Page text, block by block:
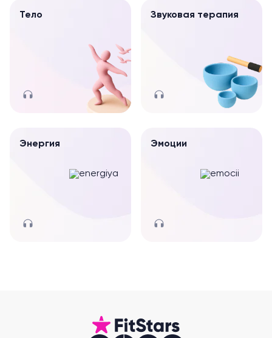
Тело Звуковая терапия
Энергия Эмоции